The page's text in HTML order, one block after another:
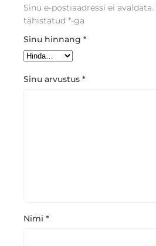
Sinu e-postiaadressi ei avaldata.
tähistatud *-ga
Sinu hinnang *
Sinu arvustus *
Nimi *